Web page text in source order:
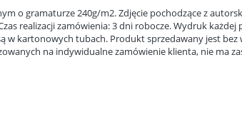
o gramaturze 240g/m2. Zdjęcie pochodzące z
realizacji zamówienia: 3 dni robocze. Wydruk
w kartonowych tubach. Produkt sprzedawany jest bez
na indywidualne zamówienie klienta, nie ma